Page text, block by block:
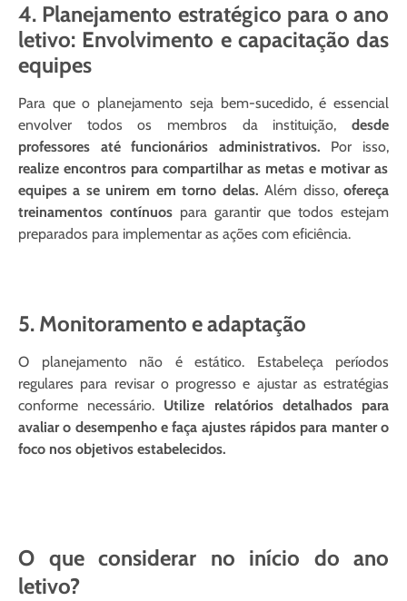
4. Planejamento estratégico para o ano
letivo: Envolvimento e capacitação das
equipes
Para que o planejamento seja bem-sucedido, é essencial
envolver todos os membros da instituição, desde
professores até funcionários administrativos. Por isso,
realize encontros para compartilhar as metas e motivar as
equipes a se unirem em torno delas. Além disso,ofereça
treinamentos contínuos para garantir que todos estejam
preparados para implementar as ações com eficiência.
5. Monitoramento e adaptação
O planejamento não é estático. Estabeleça períodos
regulares para revisar o progresso e ajustar as estratégias
conforme necessário. Utilize relatórios detalhados para
avaliar o desempenho e faça ajustes rápidos para manter o
foco nos objetivos estabelecidos.
O que considerar no início do ano
letivo?